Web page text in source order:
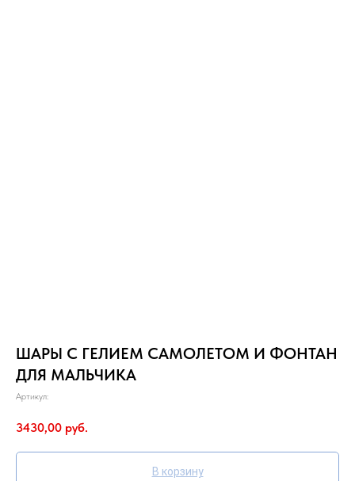
ШАРЫ С ГЕЛИЕМ САМОЛЕТОМ И ФОНТАН
ДЛЯ МАЛЬЧИКА
Артикул:
3430,00 руб.
В корзину